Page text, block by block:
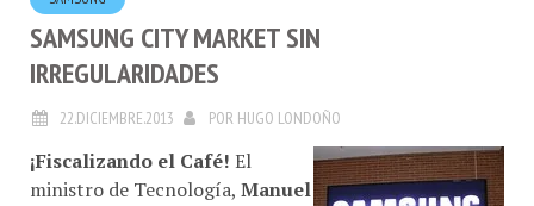
SAMSUNG CITY MARKET SIN
IRREGULARIDADES
ministro de Tecnología,Manuel